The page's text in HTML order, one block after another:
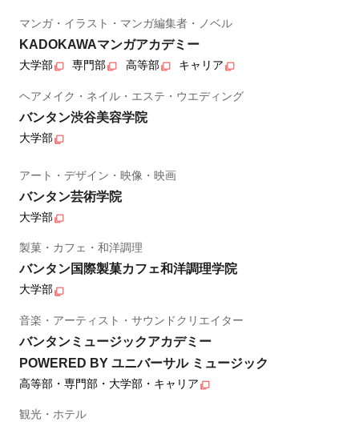
マンガ・イラスト・マンガ編集者・ノベル
KADOKAWAマンガアカデミー
大学部 専門部 高等部 キャリア
ヘアメイク・ネイル・エステ・ウエディング
バンタン渋谷美容学院
大学部
アート・デザイン・映像・映画
バンタン芸術学院
大学部
製菓・カフェ・和洋調理
バンタン国際製菓カフェ和洋調理学院
大学部
音楽・アーティスト・サウンドクリエイター
バンタンミュージックアカデミー
POWERED BY ユニバーサル ミュージック
高等部・専門部・大学部・キャリア
観光・ホテル